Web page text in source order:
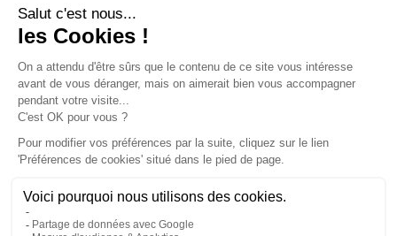
Maison & Beauté : Informations
À propos de nous
Conditions générales de vente (CGV)
Plan du site
Contactez-nous
Inscrivez-vous à notre Newsletter